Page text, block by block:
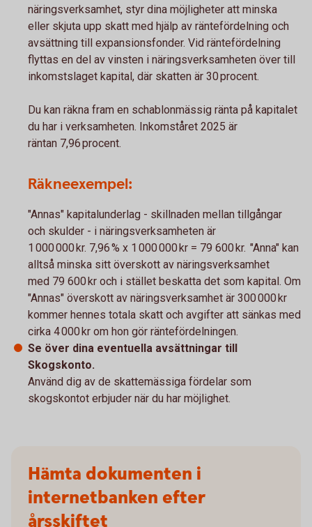
näringsverksamhet, styr dina möjligheter att minska
eller skjuta upp skatt med hjälp av räntefördelning och
avsättning till expansionsfonder. Vid räntefördelning
flyttas en del av vinsten i näringsverksamheten över till
inkomstslaget kapital, där skatten är 30 procent.
Du kan räkna fram en schablonmässig ränta på kapitalet
du har i verksamheten. Inkomståret 2025 är
räntan 7,96 procent.
Räkneexempel:
"Annas" kapitalunderlag - skillnaden mellan tillgångar
och skulder - i näringsverksamheten är
1 000 000 kr. 7,96 % x 1 000 000 kr = 79 600 kr. "Anna" kan
alltså minska sitt överskott av näringsverksamhet
med 79 600 kr och i stället beskatta det som kapital. Om
"Annas" överskott av näringsverksamhet är 300 000 kr
kommer hennes totala skatt och avgifter att sänkas med
cirka 4 000 kr om hon gör räntefördelningen.
Se över dina eventuella avsättningar till
Skogskonto.
Använd dig av de skattemässiga fördelar som
skogskontot erbjuder när du har möjlighet.
Hämta dokumenten i
internetbanken efter
årsskiftet